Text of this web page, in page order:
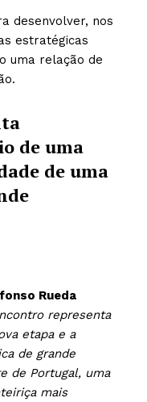
desenvolver, nos
estratégicas
uma relação de
de uma
de uma
Rueda
representa
etapa e a
de grande
de Portugal, uma
mais